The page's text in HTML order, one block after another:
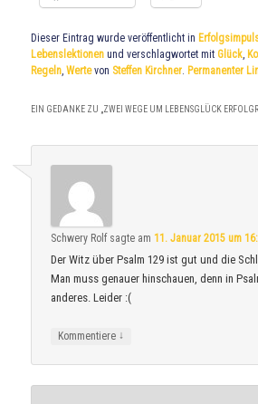
Dieser Eintrag wurde veröffentlicht in
Lebenslektionen und verschlagwortet mitGlück,
Regeln,Wertevon Steffen Kirchner. Permanenter
EIN GEDANKE ZU „ ZWEI WEGE UM LEBENSGLÜCK
Schwery Rolf sagte am 11. Januar 2015 um
Der Witz über Psalm 129 ist gut und die
Man muss genauer hinschauen, denn in
anderes. Leider :(
Kommentiere ↓